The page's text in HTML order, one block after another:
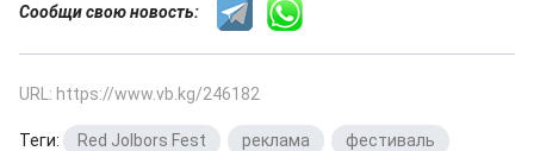
Сообщи свою новость:
URL: https://www.vb.kg/246182
Теги: Red Jolbors Fest реклама фестиваль